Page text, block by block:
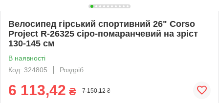
Велосипед гірський спортивний 26" Corso
Project R-26325 сіро-помаранчевий на зріст
130-145 см
В наявності
Код: 324805
Роздріб
6 113,42 ₴ 7 150,12 ₴